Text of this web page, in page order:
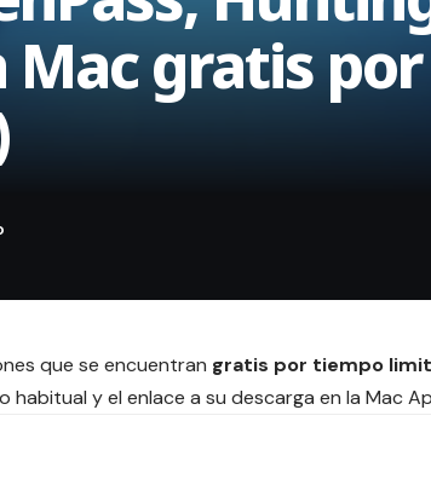
Mac gratis
que se encuentran gratis por tiempo
habitual y el enlace a su descarga en la Mac